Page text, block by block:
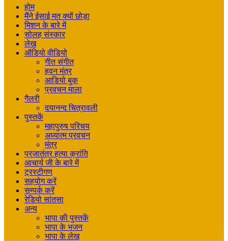
होम
मैंने ईसाई मत क्यों छोड़ा
मिशन के बारे में
सोलह संस्कार
लेख
ऑडियो वीडियो
गीत संगीत
हवन मंत्र
आडियो बुक
प्रवचन माला
गैलरी
दयानन्द चित्रावली
पुस्तकें
महापुरुष परिचय
अध्यात्म प्रवचन
मंत्र
प्रजातंत्र हत्या क्रांति
आचार्य जी के बारे में
ट्रस्टीगण
सहयोग करें
सम्पर्क करें
रेडियो सांतसा
अन्य
भापा की पुस्तकें
भापा के भजन
भापा के लेख